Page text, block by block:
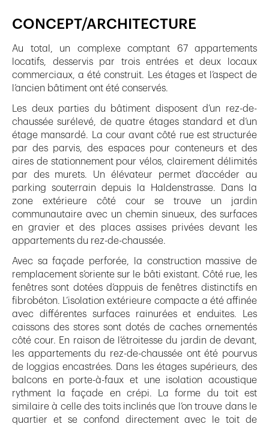
CONCEPT/ARCHITECTURE
Au total, un complexe comptant 67 appartements
locatifs, desservis par trois entrées et deux locaux
commerciaux, a été construit. Les étages et l’aspect de
l’ancien bâtiment ont été conservés.
Les deux parties du bâtiment disposent d’un rez-de-
chaussée surélevé, de quatre étages standard et d’un
étage mansardé. La cour avant côté rue est structurée
par des parvis, des espaces pour conteneurs et des
aires de stationnement pour vélos, clairement délimités
par des murets. Un élévateur permet d’accéder au
parking souterrain depuis la Haldenstrasse. Dans la
zone extérieure côté cour se trouve un jardin
communautaire avec un chemin sinueux, des surfaces
en gravier et des places assises privées devant les
appartements du rez-de-chaussée.
Avec sa façade perforée, la construction massive de
remplacement s’oriente sur le bâti existant. Côté rue, les
fenêtres sont dotées d’appuis de fenêtres distinctifs en
fibrobéton. L’isolation extérieure compacte a été affinée
avec différentes surfaces rainurées et enduites. Les
caissons des stores sont dotés de caches ornementés
côté cour. En raison de l’étroitesse du jardin de devant,
les appartements du rez-de-chaussée ont été pourvus
de loggias encastrées. Dans les étages supérieurs, des
balcons en porte-à-faux et une isolation acoustique
rythment la façade en crépi. La forme du toit est
similaire à celle des toits inclinés que l’on trouve dans le
quartier et se confond directement avec le toit de